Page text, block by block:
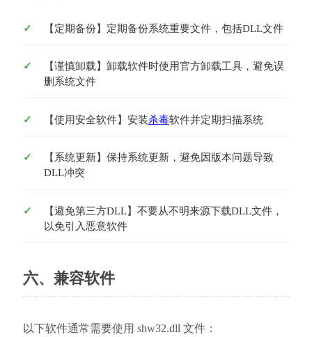
【定期备份】定期备份系统重要文件，包括DLL文件
【谨慎卸载】卸载软件时使用官方卸载工具，避免误
删系统文件
【使用安全软件】安装杀毒软件并定期扫描系统
【系统更新】保持系统更新，避免因版本问题导致
DLL冲突
【避免第三方DLL】不要从不明来源下载DLL文件，
以免引入恶意软件
六、兼容软件
以下软件通常需要使用 shw32.dll 文件：